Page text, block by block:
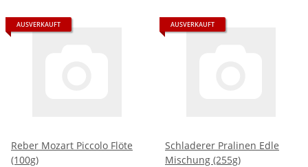
AUSVERKAUFT
Reber Mozart Piccolo Flöte
(100g)
AUSVERKAUFT
Schladerer Pralinen Edle
Mischung (255g)